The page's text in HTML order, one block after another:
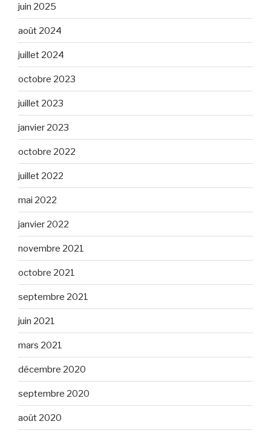
juin 2025
août 2024
juillet 2024
octobre 2023
juillet 2023
janvier 2023
octobre 2022
juillet 2022
mai 2022
janvier 2022
novembre 2021
octobre 2021
septembre 2021
juin 2021
mars 2021
décembre 2020
septembre 2020
août 2020